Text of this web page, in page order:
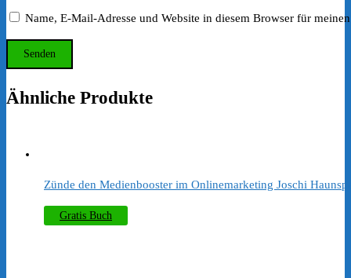
Name, E-Mail-Adresse und Website in diesem Browser für
Ähnliche Produkte
​Zünde den Medienbooster im Onlinemarketing Joschi
Gratis Buch